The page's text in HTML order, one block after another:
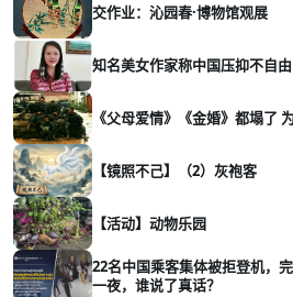
交作业：沁园春·博物馆观展
知名美女作家称中国压抑不自
《父母爱情》《金婚》都塌了
【镜照不己】（2）灰袍客
【活动】动物乐园
22名中国乘客集体被拒登机，
一夜，谁说了真话？